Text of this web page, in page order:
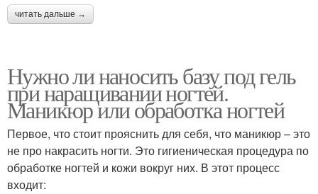
читать дальше →
Нужно ли наносить базу под гель
при наращивании ногтей.
Маникюр или обработка ногтей
Первое, что стоит прояснить для себя, что маникюр – это
не про накрасить ногти. Это гигиеническая процедура по
обработке ногтей и кожи вокруг них. В этот процесс
входит: